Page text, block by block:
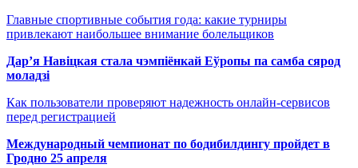
Главные спортивные события года: какие турниры
привлекают наибольшее внимание болельщиков
Дар’я Навіцкая стала чэмпіёнкай Еўропы па самба сярод
моладзі
Как пользователи проверяют надежность онлайн-сервисов
перед регистрацией
Международный чемпионат по бодибилдингу пройдет в
Гродно 25 апреля